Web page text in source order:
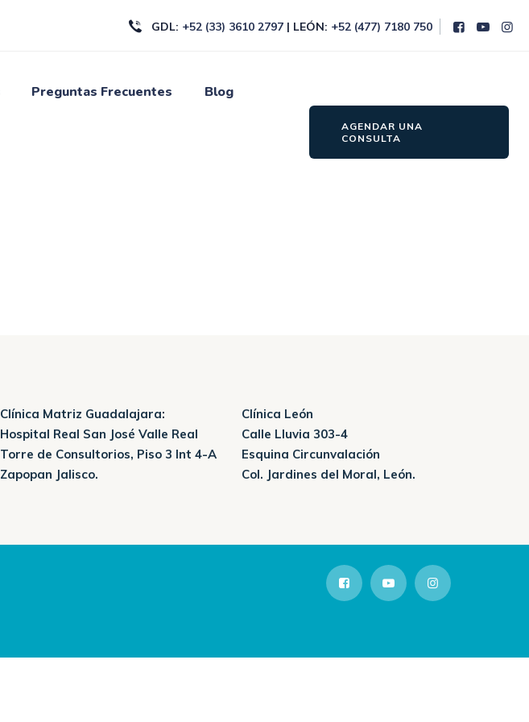
GDL: +52 (33) 3610 2797 | LEÓN: +52 (477) 7180 750
Preguntas Frecuentes Blog
AGENDAR UNA
CONSULTA
Clínica Matriz Guadalajara:
Hospital Real San José Valle Real
Torre de Consultorios, Piso 3 Int 4-A
Zapopan Jalisco.
Clínica León
Calle Lluvia 303-4
Esquina Circunvalación
Col. Jardines del Moral, León.